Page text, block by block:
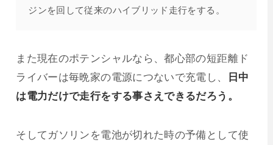
ジンを回して従来のハイブリッド走行をする。
また現在のポテンシャルなら、都心部の短距離ド
ライバーは毎晩家の電源につないで充電し、
日中
は電力だけで走行をする事さえできるだろう。
そしてガソリンを電池が切れた時の予備として使